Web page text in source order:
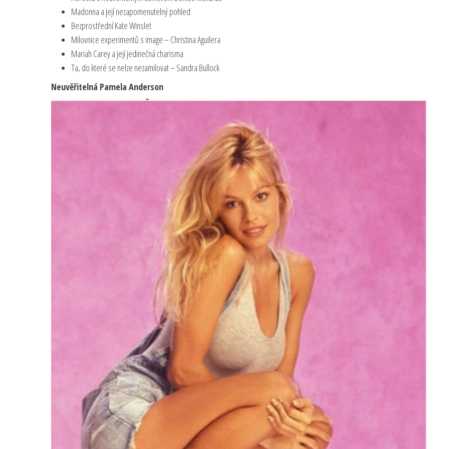
Madonna a její nezapomenutelný pohled
Bezprostřední Kate Winslet
Milovnice experimentů s image – Christina Aguilera
Mariah Carey a její jedinečná charisma
Ta, do které se nelze nezamilovat – Sandra Bullock
Neuvěřitelná Pamela Anderson